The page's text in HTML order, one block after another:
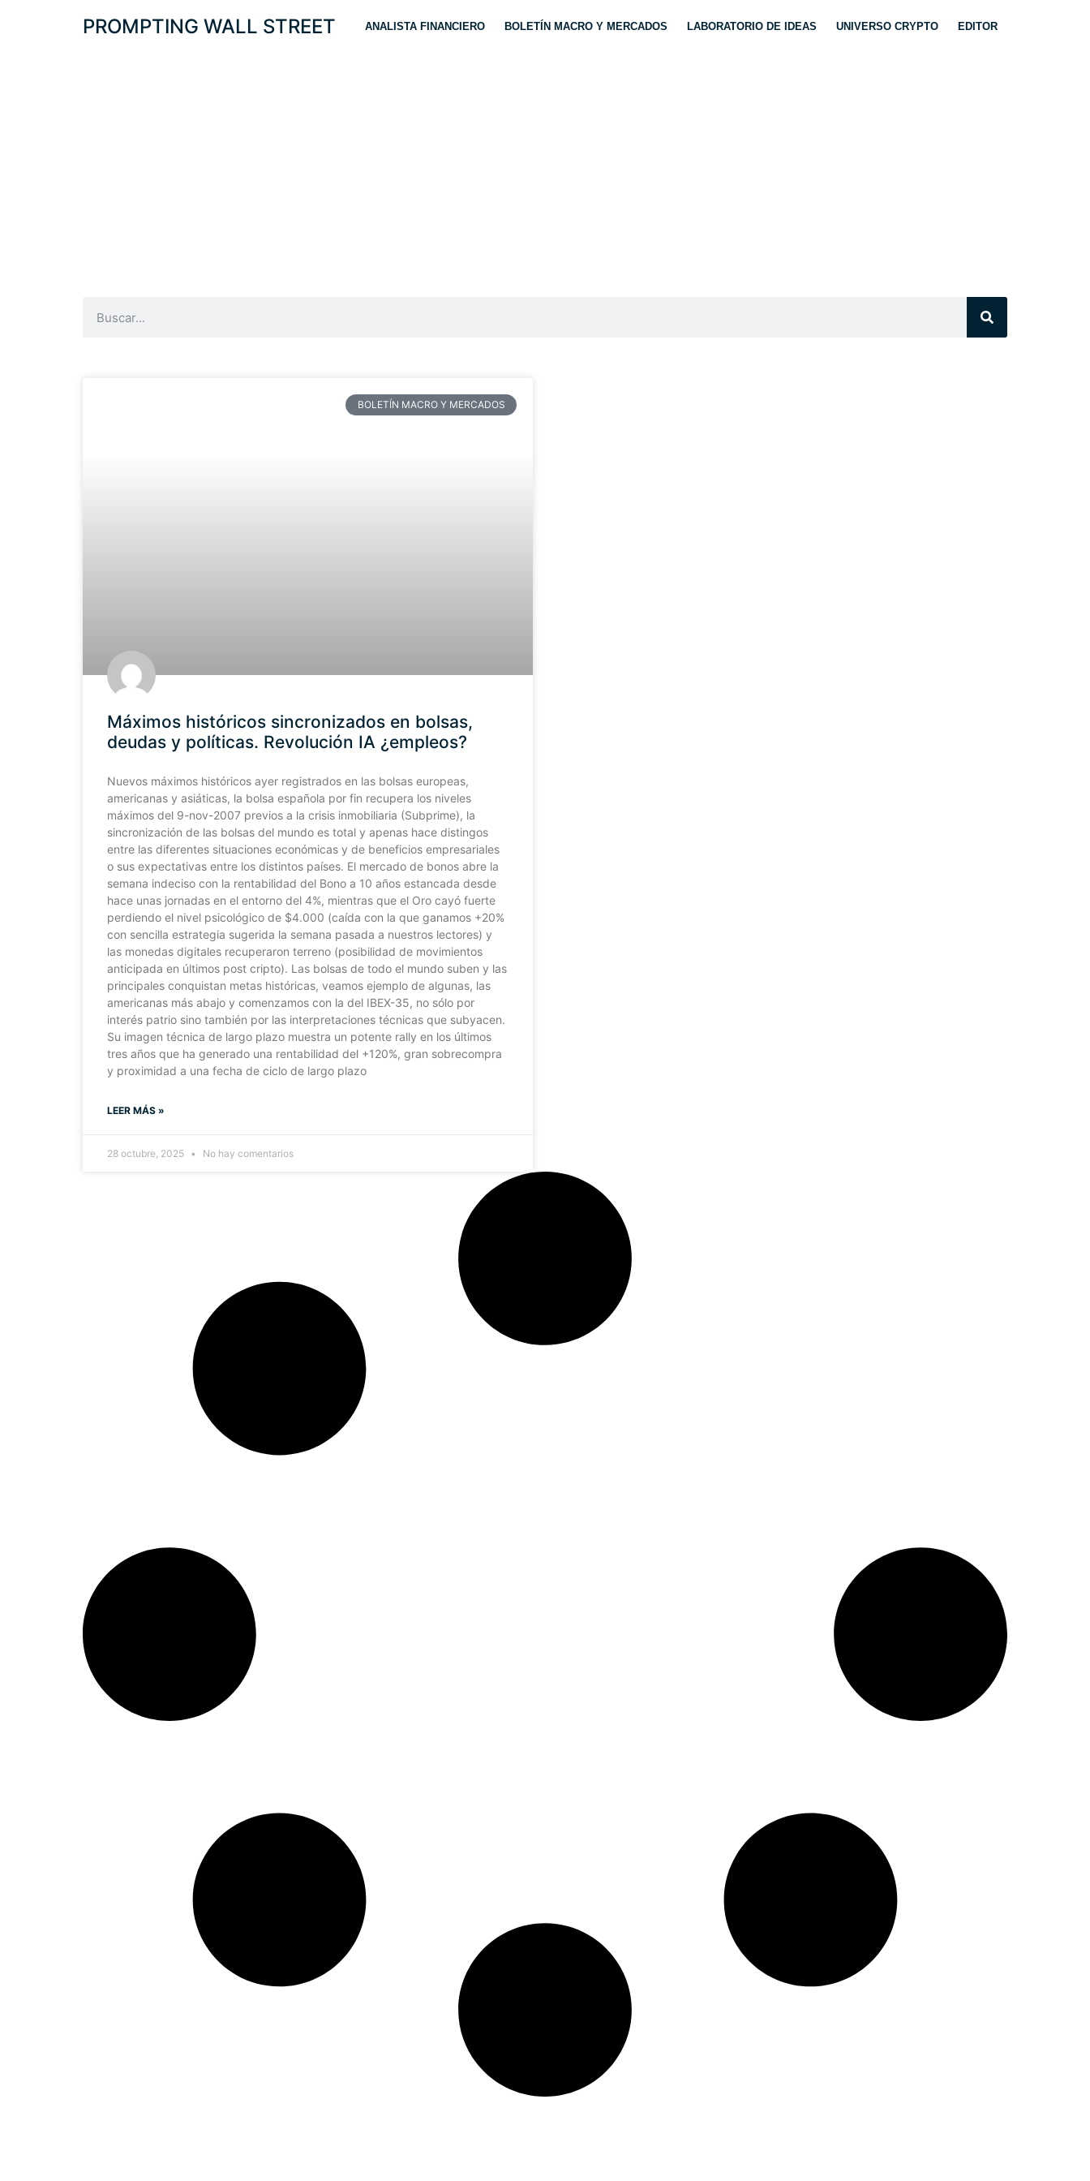
PROMPTING WALL STREET ANALISTA FINANCIERO BOLETÍN MACRO Y MERCADOS LABORATORIO DE IDEAS UNIVERSO CRYPTO EDITOR
BOLETÍN MACRO Y MERCADOS
Máximos históricos sincronizados en bolsas,
deudas y políticas. Revolución IA ¿empleos?
Nuevos máximos históricos ayer registrados en las bolsas europeas,
americanas y asiáticas, la bolsa española por fin recupera los niveles
máximos del 9-nov-2007 previos a la crisis inmobiliaria (Subprime), la
sincronización de las bolsas del mundo es total y apenas hace distingos
entre las diferentes situaciones económicas y de beneficios empresariales
o sus expectativas entre los distintos países. El mercado de bonos abre la
semana indeciso con la rentabilidad del Bono a 10 años estancada desde
hace unas jornadas en el entorno del 4%, mientras que el Oro cayó fuerte
perdiendo el nivel psicológico de $4.000 (caída con la que ganamos +20%
con sencilla estrategia sugerida la semana pasada a nuestros lectores) y
las monedas digitales recuperaron terreno (posibilidad de movimientos
anticipada en últimos post cripto). Las bolsas de todo el mundo suben y las
principales conquistan metas históricas, veamos ejemplo de algunas, las
americanas más abajo y comenzamos con la del IBEX-35, no sólo por
interés patrio sino también por las interpretaciones técnicas que subyacen.
Su imagen técnica de largo plazo muestra un potente rally en los últimos
tres años que ha generado una rentabilidad del +120%, gran sobrecompra
y proximidad a una fecha de ciclo de largo plazo
LEER MÁS »
28 octubre, 2025 No hay comentarios